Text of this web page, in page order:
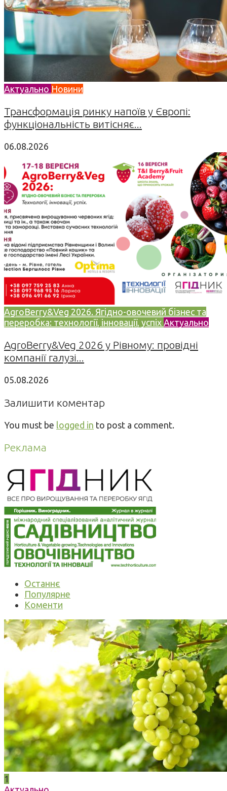
Актуально Новини
Трансформація ринку напоїв у Європі:
функціональність витісняє...
06.08.2026
AgroBerry&Veg 2026. Ягідно-овочевий бізнес та
переробка: технології, інновації, успіх Актуально
AgroBerry&Veg 2026 у Рівному: провідні
компанії галузі...
05.08.2026
Залишити коментар
You must be logged in to post a comment.
Реклама
Останнє
Популярне
Коменти
1